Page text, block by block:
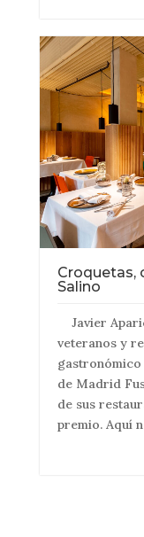
Croquetas,
Salino
Javier
veteranos y
gastronómico
de Madrid
de sus
premio. Aquí